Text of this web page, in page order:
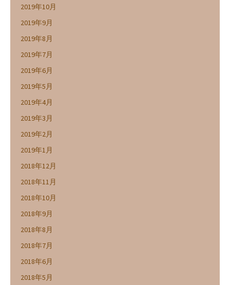
2019年10月
2019年9月
2019年8月
2019年7月
2019年6月
2019年5月
2019年4月
2019年3月
2019年2月
2019年1月
2018年12月
2018年11月
2018年10月
2018年9月
2018年8月
2018年7月
2018年6月
2018年5月